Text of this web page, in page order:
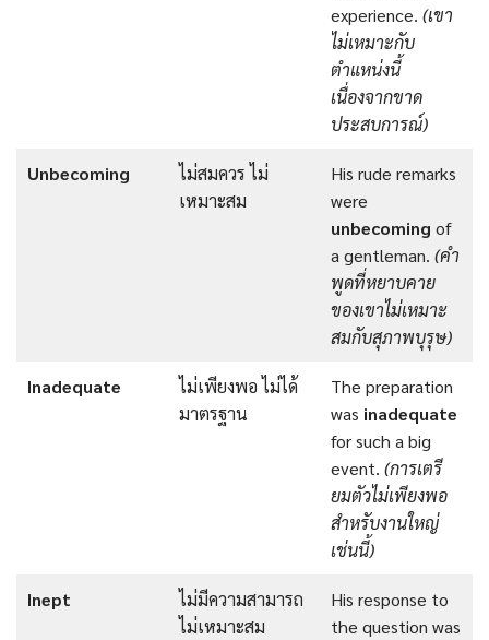
experience. (เขา
ไม่เหมาะกับ
ตำแหน่งนี้
เนื่องจากขาด
ประสบการณ์)
Unbecoming
ไม่สมควร ไม่
เหมาะสม
His rude remarks
were
unbecoming of
a gentleman. (คำ
พูดที่หยาบคาย
ของเขาไม่เหมาะ
สมกับสุภาพบุรุษ)
Inadequate
ไม่เพียงพอ ไม่ได้
มาตรฐาน
The preparation
was inadequate
for such a big
event. (การเตรี
ยมตัวไม่เพียงพอ
สำหรับงานใหญ่
เช่นนี้)
Inept
ไม่มีความสามารถ
ไม่เหมาะสม
His response to
the question was